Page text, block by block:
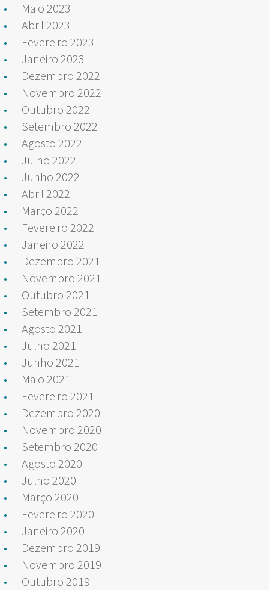
Maio 2023
Abril 2023
Fevereiro 2023
Janeiro 2023
Dezembro 2022
Novembro 2022
Outubro 2022
Setembro 2022
Agosto 2022
Julho 2022
Junho 2022
Abril 2022
Março 2022
Fevereiro 2022
Janeiro 2022
Dezembro 2021
Novembro 2021
Outubro 2021
Setembro 2021
Agosto 2021
Julho 2021
Junho 2021
Maio 2021
Fevereiro 2021
Dezembro 2020
Novembro 2020
Setembro 2020
Agosto 2020
Julho 2020
Março 2020
Fevereiro 2020
Janeiro 2020
Dezembro 2019
Novembro 2019
Outubro 2019